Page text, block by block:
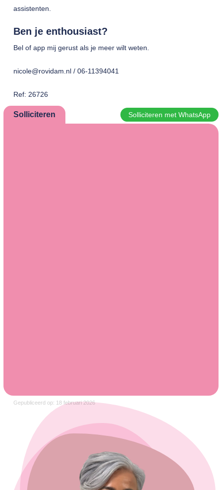
assistenten.
Ben je enthousiast?
Bel of app mij gerust als je meer wilt weten.
nicole@rovidam.nl / 06-11394041
Ref: 26726
Solliciteren Solliciteren met WhatsApp
Gepubliceerd op: 18 februari 2026